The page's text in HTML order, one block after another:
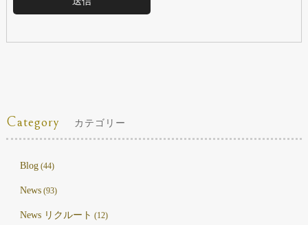
Category カテゴリー
Blog(44)
News(93)
News リクルート (12)